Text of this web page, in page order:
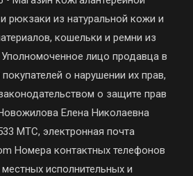
рюкзаки из натуральной кожи и
кошельки и ремни из
лицо продавца в
о нарушении их прав,
о защите прав
Елена Николаевна
МТС, электронная почта
Номера контактных телефонов
исполнительных и